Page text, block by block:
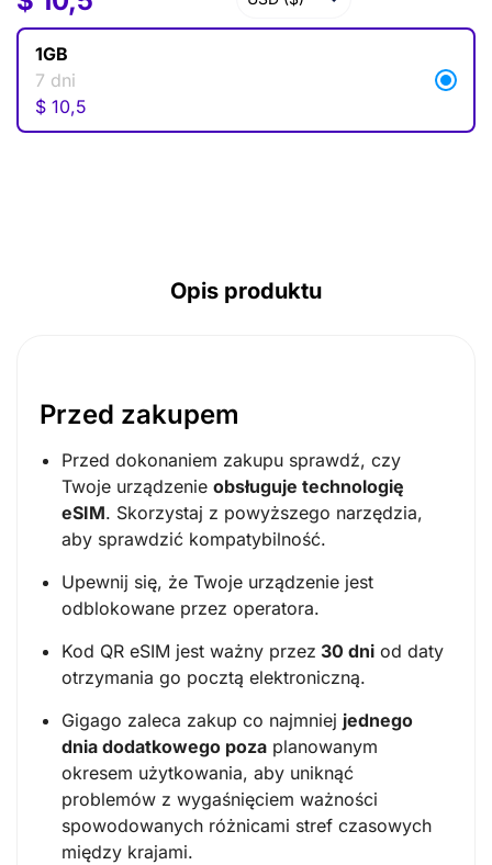
1GB
7 dni
$ 10,5
Opis produktu
Przed zakupem
Przed dokonaniem zakupu sprawdź, czy
Twoje urządzenie obsługuje technologię
eSIM. Skorzystaj z powyższego narzędzia,
aby sprawdzić kompatybilność.
Upewnij się, że Twoje urządzenie jest
odblokowane przez operatora.
Kod QR eSIM jest ważny przez 30 dni od daty
otrzymania go pocztą elektroniczną.
Gigago zaleca zakup co najmniej jednego
dnia dodatkowego poza planowanym
okresem użytkowania, aby uniknąć
problemów z wygaśnięciem ważności
spowodowanych różnicami stref czasowych
między krajami.